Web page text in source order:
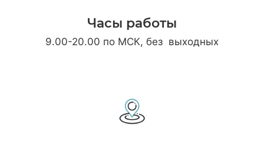
Часы работы
9.00-20.00 по МСК, без выходных